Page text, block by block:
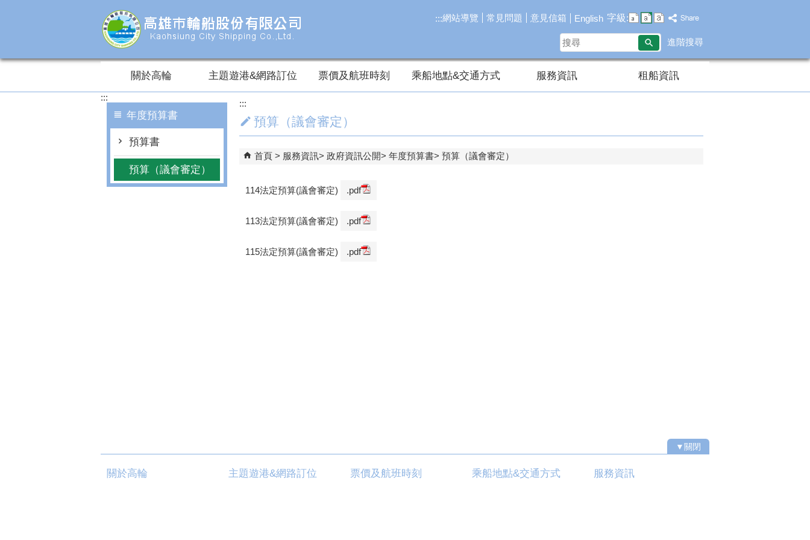
:::網站導覽 常見問題 意見信箱 English 字級:
搜
尋
進階搜尋
關於高輪 主題遊港&網路訂位 票價及航班時刻 乘船地點&交通方式 服務資訊 租船資訊
:::
年度預算書
預算書
預算（議會審定）
:::
預算（議會審定）
首頁 服務資訊 政府資訊公開 年度預算書 預算（議會審定）
114法定預算(議會審定) .pdf
113法定預算(議會審定) .pdf
115法定預算(議會審定) .pdf
▼關閉
關於高輪 主題遊港&網路訂位 票價及航班時刻 乘船地點&交通方式 服務資訊